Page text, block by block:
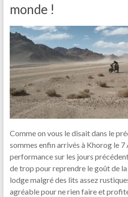
monde !
Comme on vous le disait dans le
sommes enfin arrivés à Khorog le
performance sur les jours
de trop pour reprendre le goût de la
lodge malgré des lits assez
agréable pour ne rien faire et